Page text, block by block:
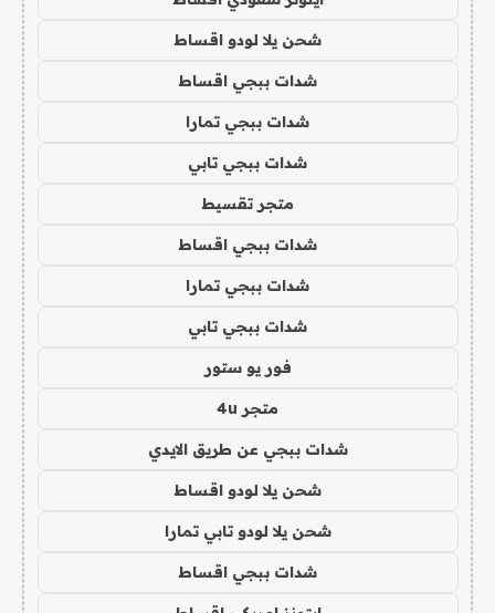
شحن يلا لودو اقساط
شدات ببجي اقساط
شدات ببجي تمارا
شدات ببجي تابي
متجر تقسيط
شدات ببجي اقساط
شدات ببجي تمارا
شدات ببجي تابي
فور يو ستور
متجر 4u
شدات ببجي عن طريق الايدي
شحن يلا لودو اقساط
شحن يلا لودو تابي تمارا
شدات ببجي اقساط